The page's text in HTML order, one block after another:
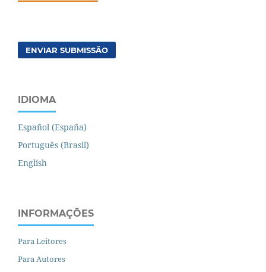
ENVIAR SUBMISSÃO
IDIOMA
Español (España)
Português (Brasil)
English
INFORMAÇÕES
Para Leitores
Para Autores